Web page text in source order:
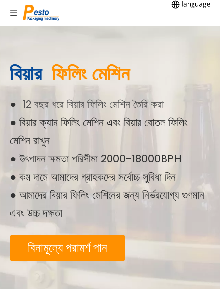
বিয়ার ফিলিং মেশিন
● 12 বছর ধরে বিয়ার ফিলিং মেশিন তৈরি করা
● বিয়ার ক্যান ফিলিং মেশিন এবং বিয়ার বোতল ফিলিং
মেশিন রাখুন
● উৎপাদন ক্ষমতা পরিসীমা 2000-18000BPH
● কম দামে আমাদের গ্রাহকদের সর্বোচ্চ সুবিধা দিন
● আমাদের বিয়ার ফিলিং মেশিনের জন্য নির্ভরযোগ্য গুণমান
এবং উচ্চ দক্ষতা
বিনামূল্যে পরামর্শ পান